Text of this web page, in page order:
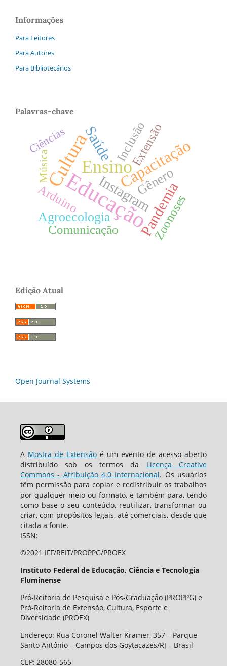
Informações
Para Leitores
Para Autores
Para Bibliotecários
Palavras-chave
Educação
CulturaEnsinoCapacitação
Pandemia
Saúde
Instagram
Agroecologia
Gênero
Extensão
Zoonoses
Arduino
Comunicação
Inclusão
Música
Ciências
Edição Atual
Open Journal Systems
A Mostra de Extensão é um evento de acesso aberto
distribuído sob os termos da Licença Creative
Commons - Atribuição 4.0 Internacional. Os usuários
têm permissão para copiar e redistribuir os trabalhos
por qualquer meio ou formato, e também para, tendo
como base o seu conteúdo, reutilizar, transformar ou
criar, com propósitos legais, até comerciais, desde que
citada a fonte.
ISSN:
©2021 IFF/REIT/PROPPG/PROEX
Instituto Federal de Educação, Ciência e Tecnologia
Fluminense
Pró-Reitoria de Pesquisa e Pós-Graduação (PROPPG) e
Pró-Reitoria de Extensão, Cultura, Esporte e
Diversidade (PROEX)
Endereço: Rua Coronel Walter Kramer, 357 – Parque
Santo Antônio – Campos dos Goytacazes/RJ – Brasil
CEP: 28080-565